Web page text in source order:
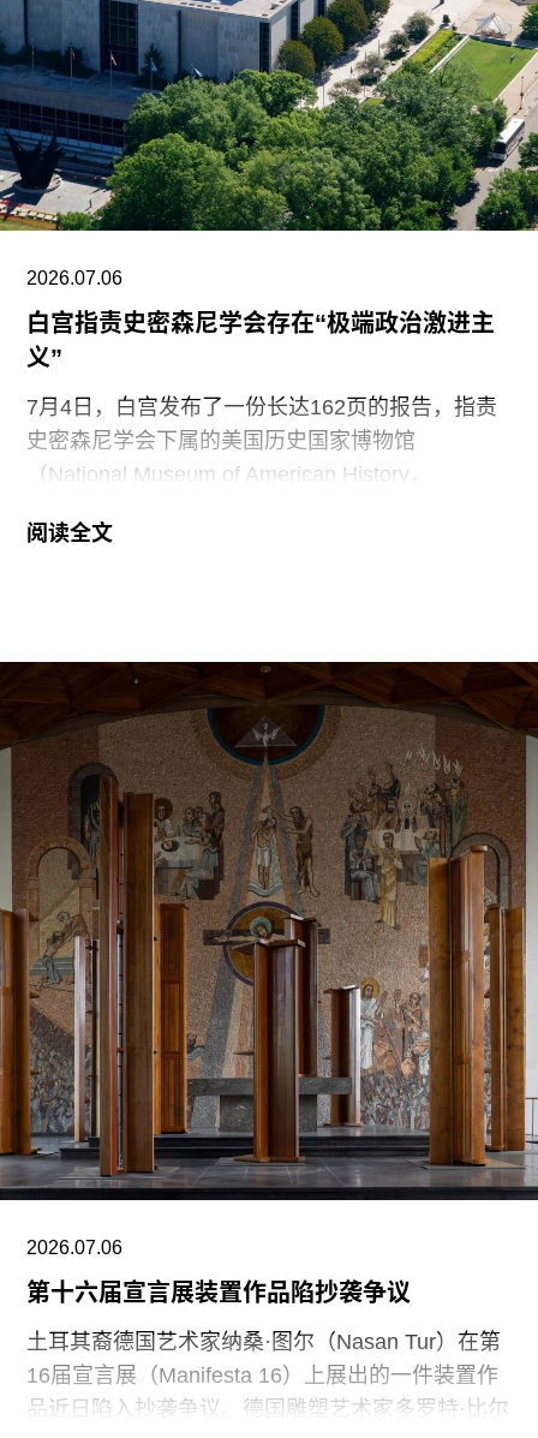
反乌托邦世界”。参观者被邀请“拥抱野性”，可以攀
爬或悬挂在作品上。
2026.07.06
白宫指责史密森尼学会存在“极端政治激进主
义”
7月4日，白宫发布了一份长达162页的报告，指责
史密森尼学会下属的美国历史国家博物馆
（National Museum of American History，
领导层“公然采纳了一套意识形态框架，不再将美国
这份题为《拯救美国的故事》的报告，是基于特朗
普总统于2025年3月签署的一项行政命令而发布
的。该行政令指责史密森尼学会呈现的美国历史版
本“加深了社会分裂，助长了国家羞耻感”，并要求
其所属博物馆剔除所谓的“不当意识形态”。
该报告是特朗普政府自2025年初上台以来，针对这
一无党派组织发起的一系列攻击中的最新一例。白
宫为迫使史密森尼学会转向保守价值观而展开的改
造行动包括全面审查该学会当前及计划中的展览，
“评估其基调、历史叙事框架是否符合美国理想”，
并多次威胁撤销资助。
对此，国家美国历史博物馆（NMAH）通过发言人
回应称：“180多年来，史密森尼学会始终以无党派
的学术研究服务于美国公众，我们将继续坚持这一
阅读全文
2026.07.06
第十六届宣言展装置作品陷抄袭争议
土耳其裔德国艺术家纳桑·图尔（Nasan Tur）在第
16届宣言展（Manifesta 16）上展出的一件装置作
品近日陷入抄袭争议。德国雕塑艺术家多罗特·比尔